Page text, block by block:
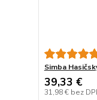
Simba
39,33 €
31,98 € bez